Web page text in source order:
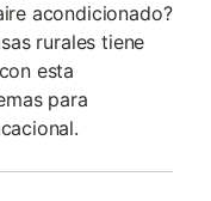
acondicionado?
rurales tiene
esta
para